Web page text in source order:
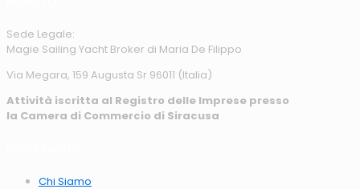
Sede Legale:
Magie Sailing Yacht Broker di Maria De Filippo
Via Megara, 159 Augusta Sr 96011 (Italia)
Attività iscritta al Registro delle Imprese presso
la Camera di Commercio di Siracusa
Chi Siamo